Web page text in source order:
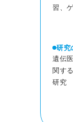
習、
研究
遺伝
関す
研究